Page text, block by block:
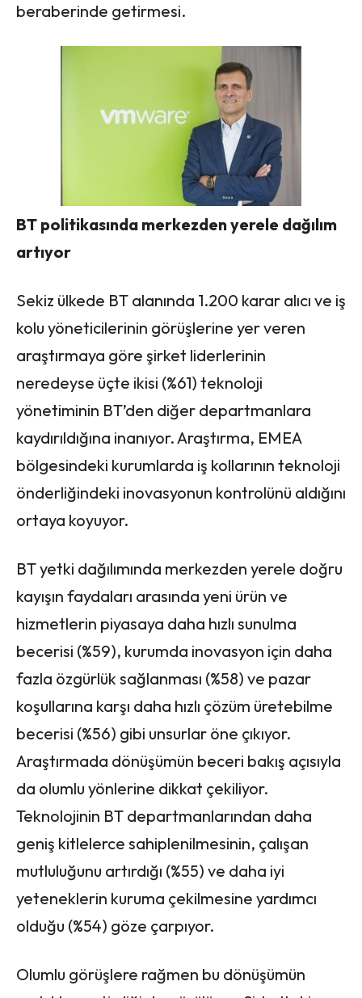
beraberinde getirmesi.
BT politikasında merkezden yerele dağılım
artıyor
Sekiz ülkede BT alanında 1.200 karar alıcı ve iş
kolu yöneticilerinin görüşlerine yer veren
araştırmaya göre şirket liderlerinin
neredeyse üçte ikisi (%61) teknoloji
yönetiminin BT’den diğer departmanlara
kaydırıldığına inanıyor. Araştırma, EMEA
bölgesindeki kurumlarda iş kollarının teknoloji
önderliğindeki inovasyonun kontrolünü aldığını
ortaya koyuyor.
BT yetki dağılımında merkezden yerele doğru
kayışın faydaları arasında yeni ürün ve
hizmetlerin piyasaya daha hızlı sunulma
becerisi (%59), kurumda inovasyon için daha
fazla özgürlük sağlanması (%58) ve pazar
koşullarına karşı daha hızlı çözüm üretebilme
becerisi (%56) gibi unsurlar öne çıkıyor.
Araştırmada dönüşümün beceri bakış açısıyla
da olumlu yönlerine dikkat çekiliyor.
Teknolojinin BT departmanlarından daha
geniş kitlelerce sahiplenilmesinin, çalışan
mutluluğunu artırdığı (%55) ve daha iyi
yeteneklerin kuruma çekilmesine yardımcı
olduğu (%54) göze çarpıyor.
Olumlu görüşlere rağmen bu dönüşümün